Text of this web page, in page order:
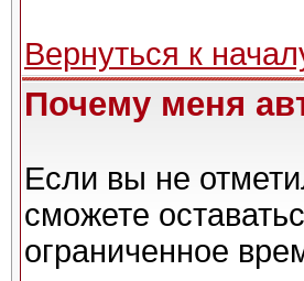
Вернуться к
Почему меня
Если вы не
сможете
ограниченное